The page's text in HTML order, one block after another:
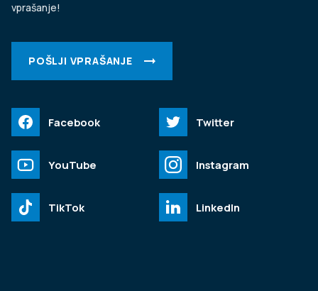
vprašanje!
POŠLJI VPRAŠANJE
Facebook Twitter
YouTube Instagram
TikTok LinkedIn